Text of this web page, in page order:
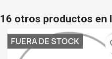
16 otros productos en
FUERA DE STOCK